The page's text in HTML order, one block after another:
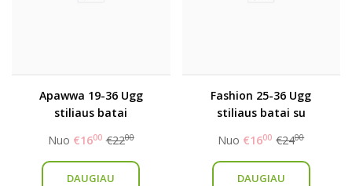
Apawwa 19-36 Ugg
stiliaus batai
Nuo €1600 €2200
DAUGIAU
Fashion 25-36 Ugg
stiliaus batai su
Nuo €1600 €2400
DAUGIAU